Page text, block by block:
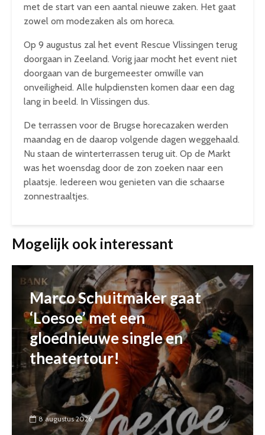
met de start van een aantal nieuwe zaken. Het gaat
zowel om modezaken als om horeca.
Op 9 augustus zal het event Rescue Vlissingen terug
doorgaan in Zeeland. Vorig jaar mocht het event niet
doorgaan van de burgemeester omwille van
onveiligheid. Alle hulpdiensten komen daar een dag
lang in beeld. In Vlissingen dus.
De terrassen voor de Brugse horecazaken werden
maandag en de daarop volgende dagen weggehaald.
Nu staan de winterterrassen terug uit. Op de Markt
was het woensdag door de zon zoeken naar een
plaatsje. Iedereen wou genieten van die schaarse
zonnestraaltjes.
Mogelijk ook interessant
Marco Schuitmaker gaat
‘Loesoe’ met een
gloednieuwe single en
theatertour!
8 augustus 2026